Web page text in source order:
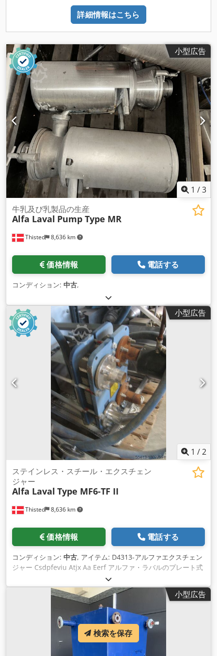
詳細情報はこちら
小型広告
1 /3
Thisted 8,636 km
牛乳及び乳製品の生産
Alfa Laval Pump Type MR
価格情報 電話する
コンディション: 中古,
小型広告
1 /2
Thisted 8,636 km
ステインレス・スチール・エクスチェン
ジャー
Alfa Laval Type MF6-TF II
価格情報 電話する
コンディション: 中古, アイテム: D4313-アルファエクスチェン
ジャー Csdpfeviu Atjx Aa Eerf アルファ・ラバルのプレート式
熱交換器です、 タイプMF6-TF II 容積7.8リットル 最高使用温
度使用温度 135 使用圧力 5 bar
小型広告
検索を保存